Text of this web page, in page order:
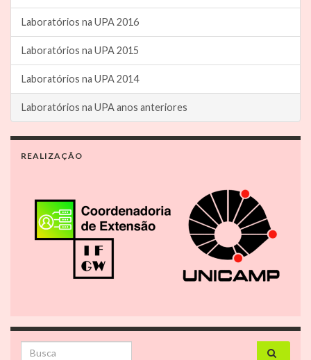
Laboratórios na UPA 2016
Laboratórios na UPA 2015
Laboratórios na UPA 2014
Laboratórios na UPA anos anteriores
REALIZAÇÃO
Search for: